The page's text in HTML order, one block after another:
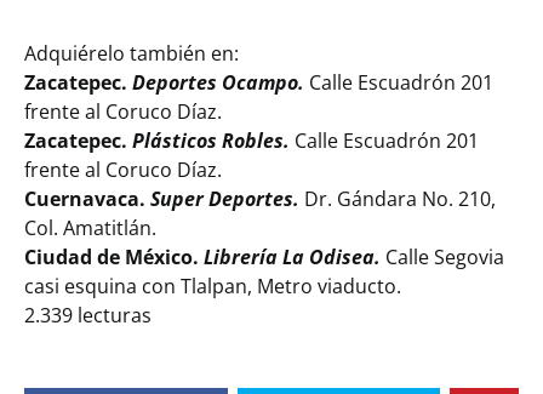
Adquiérelo también en:
Zacatepec. Deportes Ocampo. Calle Escuadrón 201
frente al Coruco Díaz.
Zacatepec. Plásticos Robles. Calle Escuadrón 201
frente al Coruco Díaz.
Cuernavaca. Super Deportes. Dr. Gándara No. 210,
Col. Amatitlán.
Ciudad de México. Librería La Odisea. Calle Segovia
casi esquina con Tlalpan, Metro viaducto.
2.339 lecturas